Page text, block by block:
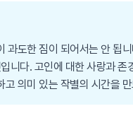
과도한 짐이 되어서는 안 됩
니다. 고인에 대한 사랑과
의미 있는 작별의 시간을